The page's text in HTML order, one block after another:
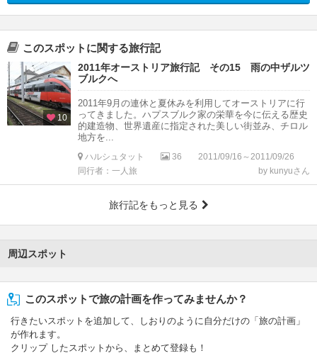
このスポットに関する旅行記
10
2011年オーストリア旅行記 その15 雨の中ザルツ
ブルクへ
2011年9月の連休と夏休みを利用してオーストリアに行
ってきました。ハプスブルク家の栄華を今に伝える歴史
的建造物、世界遺産に指定された美しい街並み、チロル
地方を...
ハルシュタット 36
2011/09/16～2011/09/26
同行者：一人旅
by kunyuさん
旅行記をもっと見る
周辺スポット
このスポットで旅の計画を作ってみませんか？
行きたいスポットを追加して、しおりのように自分だけの「旅の計画」
が作れます。
クリップ したスポットから、まとめて登録も！